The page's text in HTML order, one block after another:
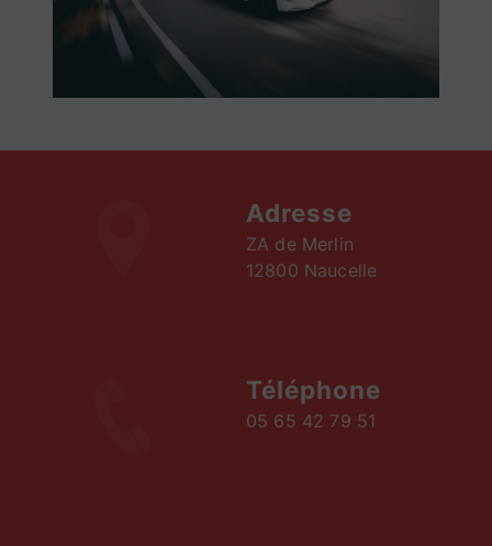
Adresse
ZA de Merlin
12800 Naucelle
Téléphone
05 65 42 79 51